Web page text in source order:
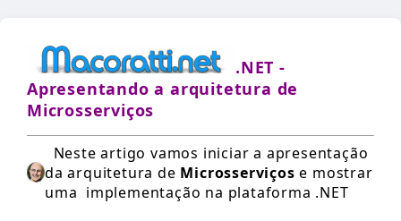
.NET -
Apresentando a arquitetura de
Microsserviços
Neste artigo vamos iniciar a apresentação
da arquitetura de Microsserviços e mostrar
uma implementação na plataforma .NET